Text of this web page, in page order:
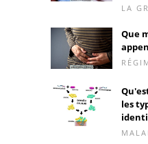
LA
Que
les